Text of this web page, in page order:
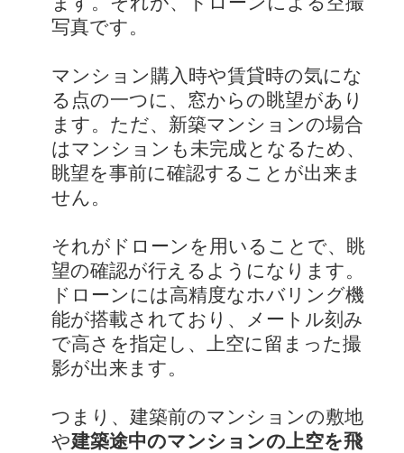
写真です。
マンション購入時や賃貸時の気にな
る点の一つに、窓からの眺望があり
ます。ただ、新築マンションの場合
はマンションも未完成となるため、
眺望を事前に確認することが出来ま
せん。
それがドローンを用いることで、眺
望の確認が行えるようになります。
ドローンには高精度なホバリング機
能が搭載されており、メートル刻み
で高さを指定し、上空に留まった撮
影が出来ます。
つまり、建築前のマンションの敷地
や建築途中のマンションの上空を飛